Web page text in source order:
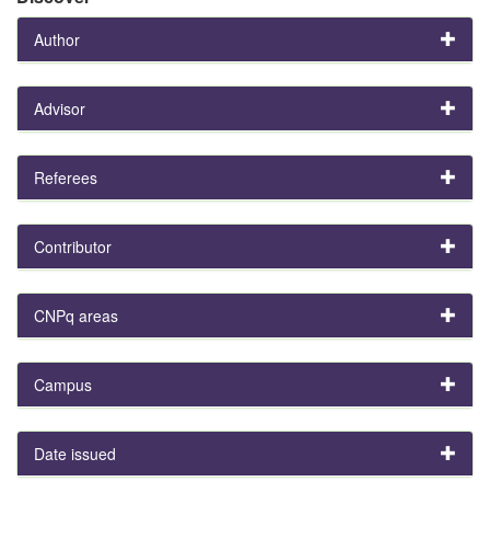
Author
Advisor
Referees
Contributor
CNPq areas
Campus
Date issued